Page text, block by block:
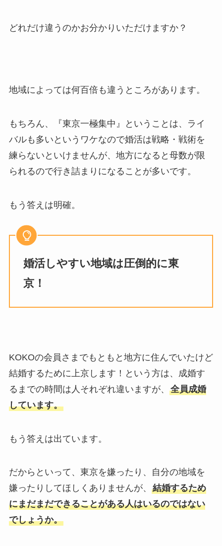
どれだけ違うのかお分かりいただけますか？
地域によっては何百倍も違うところがあります。
もちろん、『東京一極集中』ということは、ライ
バルも多いというワケなので婚活は戦略・戦術を
練らないといけませんが、地方になると母数が限
られるので行き詰まりになることが多いです。
もう答えは明確。
婚活しやすい地域は圧倒的に東
京！
KOKOの会員さまでもともと地方に住んでいたけど
結婚するために上京します！という方は、成婚す
るまでの時間は人それぞれ違いますが、 全員成婚
しています。
もう答えは出ています。
だからといって、東京を嫌ったり、自分の地域を
嫌ったりしてほしくありませんが、 結婚するため
にまだまだできることがある人はいるのではない
でしょうか。